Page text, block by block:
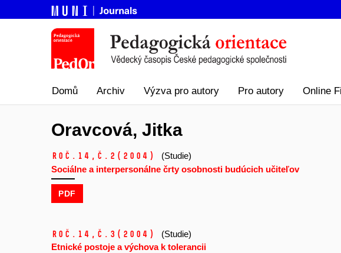
Domů Archiv Výzva pro autory Pro autory Online
Oravcová, Jitka
Roč.14, č.2 (2004)
(Studie)
Sociálne a interpersonálne črty osobnosti budúcich učiteľov
PDF
Roč.14, č.3 (2004)
(Studie)
Etnické postoje a výchova k tolerancii